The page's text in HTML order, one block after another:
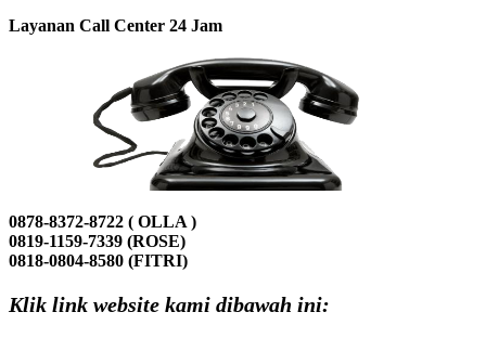
Layanan Call Center 24 Jam
0878-8372-8722 ( OLLA )
0819-1159-7339 (ROSE)
0818-0804-8580 (FITRI)
Klik link website kami dibawah ini: